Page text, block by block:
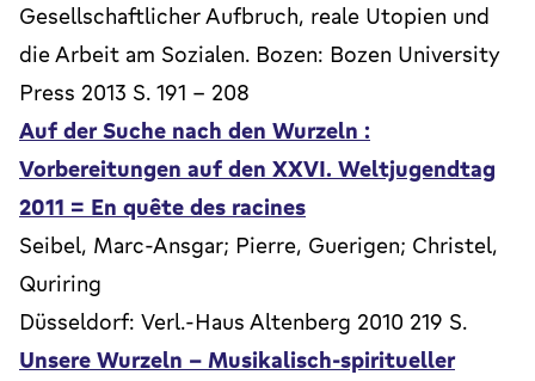
Gesellschaftlicher Aufbruch, reale Utopien und
die Arbeit am Sozialen. Bozen: Bozen University
Press 2013 S. 191 - 208
Auf der Suche nach den Wurzeln :
Vorbereitungen auf den XXVI. Weltjugendtag
2011 = En quête des racines
Seibel, Marc-Ansgar; Pierre, Guerigen; Christel,
Quriring
Düsseldorf: Verl.-Haus Altenberg 2010 219 S.
Unsere Wurzeln - Musikalisch-spiritueller